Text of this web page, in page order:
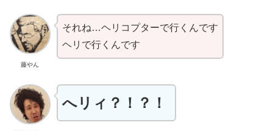
藤やん
それね…ヘリコプターで行くんです
ヘリで行くんです
へリィ？！？！